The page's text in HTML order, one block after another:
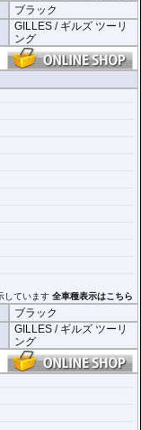
ブラック
GILLES / ギルズ ツーリ
ング
しています全車種表示はこちら
ブラック
GILLES / ギルズ ツーリ
ング